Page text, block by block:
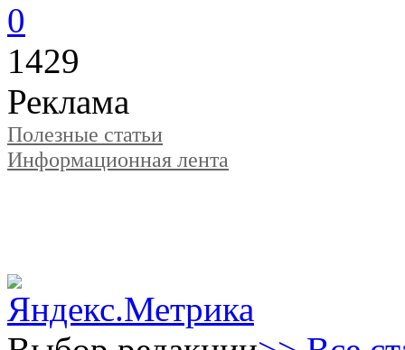
0
1429
Реклама
Полезные статьи
Информационная лента